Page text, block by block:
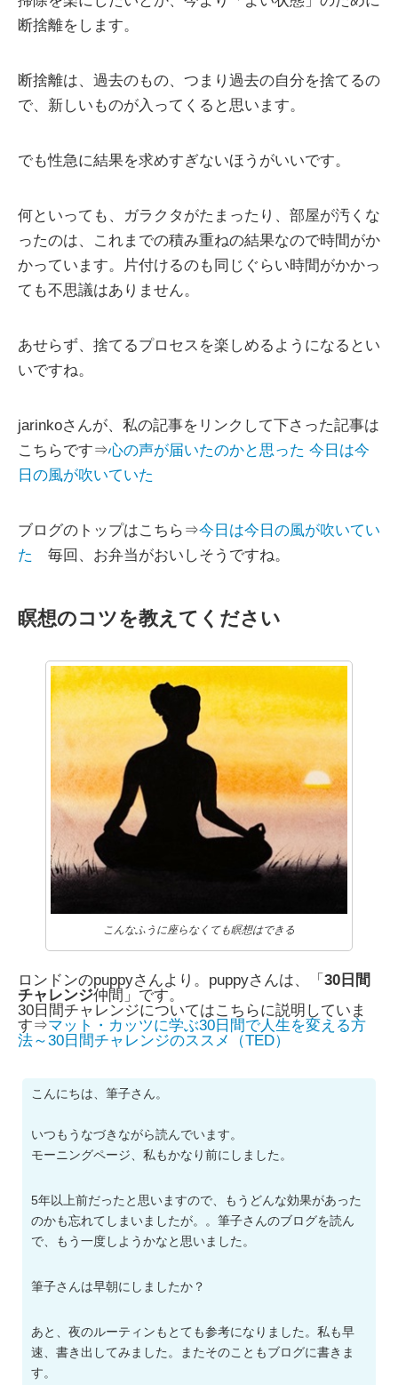
断捨離をします。
断捨離は、過去のもの、つまり過去の自分を捨てるの
で、新しいものが入ってくると思います。
でも性急に結果を求めすぎないほうがいいです。
何といっても、ガラクタがたまったり、部屋が汚くな
ったのは、これまでの積み重ねの結果なので時間がか
かっています。片付けるのも同じぐらい時間がかかっ
ても不思議はありません。
あせらず、捨てるプロセスを楽しめるようになるとい
いですね。
jarinkoさんが、私の記事をリンクして下さった記事は
こちらです⇒心の声が届いたのかと思った 今日は今
日の風が吹いていた
ブログのトップはこちら⇒今日は今日の風が吹いてい
た
毎回、お弁当がおいしそうですね。
瞑想のコツを教えてください
こんなふうに座らなくても瞑想はできる
ロンドンのpuppyさんより。puppyさんは、「 30日間
チャレンジ仲間」です。
30日間チャレンジについてはこちらに説明していま
す⇒マット・カッツに学ぶ30日間で人生を変える方
法～30日間チャレンジのススメ（TED）
こんにちは、筆子さん。
いつもうなづきながら読んでいます。
モーニングページ、私もかなり前にしました。
5年以上前だったと思いますので、もうどんな効果があった
のかも忘れてしまいましたが。。筆子さんのブログを読ん
で、もう一度しようかなと思いました。
筆子さんは早朝にしましたか？
あと、夜のルーティンもとても参考になりました。私も早
速、書き出してみました。またそのこともブログに書きま
す。